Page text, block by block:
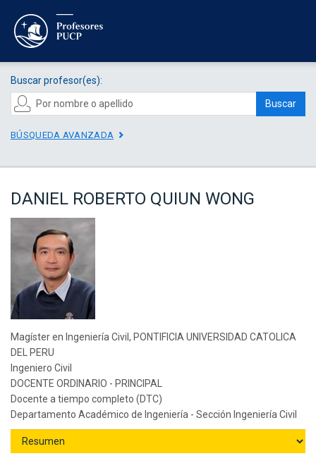
Buscar profesor(es):
Buscar
BÚSQUEDA AVANZADA
DANIEL ROBERTO QUIUN WONG
Magíster en Ingeniería Civil, PONTIFICIA UNIVERSIDAD CATOLICA
DEL PERU
Ingeniero Civil
DOCENTE ORDINARIO - PRINCIPAL
Docente a tiempo completo (DTC)
Departamento Académico de Ingeniería - Sección Ingeniería Civil